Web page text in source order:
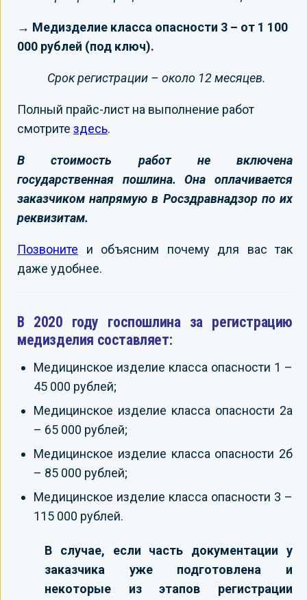
→ Медизделие класса опасности 3 – от 1 100
000 рублей (под ключ).
Срок регистрации – около 12 месяцев.
Полный прайс-лист на выполнение работ
смотрите здесь.
В стоимость работ не включена
государственная пошлина. Она оплачивается
заказчиком напрямую в Росздравнадзор по их
реквизитам.
Позвоните и объясним почему для вас так
даже удобнее.
В 2020 году госпошлина за регистрацию
медизделия составляет:
Медицинское изделие класса опасности 1 –
45 000 рублей;
Медицинское изделие класса опасности 2а
– 65 000 рублей;
Медицинское изделие класса опасности 2б
– 85 000 рублей;
Медицинское изделие класса опасности 3 –
115 000 рублей.
В случае, если часть документации у
заказчика уже подготовлена и
некоторые из этапов регистрации